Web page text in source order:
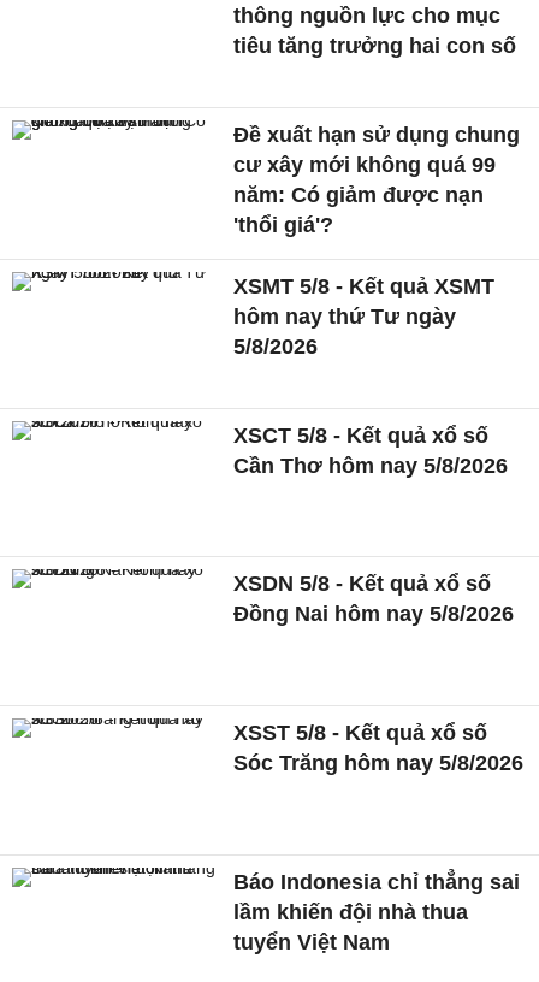
thông nguồn lực cho mục
tiêu tăng trưởng hai con số
Đề xuất hạn sử dụng chung
cư xây mới không quá 99
năm: Có giảm được nạn
'thổi giá'?
XSMT 5/8 - Kết quả XSMT
hôm nay thứ Tư ngày
5/8/2026
XSCT 5/8 - Kết quả xổ số
Cần Thơ hôm nay 5/8/2026
XSDN 5/8 - Kết quả xổ số
Đồng Nai hôm nay 5/8/2026
XSST 5/8 - Kết quả xổ số
Sóc Trăng hôm nay 5/8/2026
Báo Indonesia chỉ thẳng sai
lầm khiến đội nhà thua
tuyển Việt Nam